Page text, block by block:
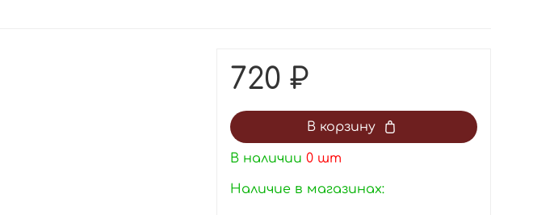
720 ₽
В корзину
В наличии 0 шт
Наличие в магазинах: